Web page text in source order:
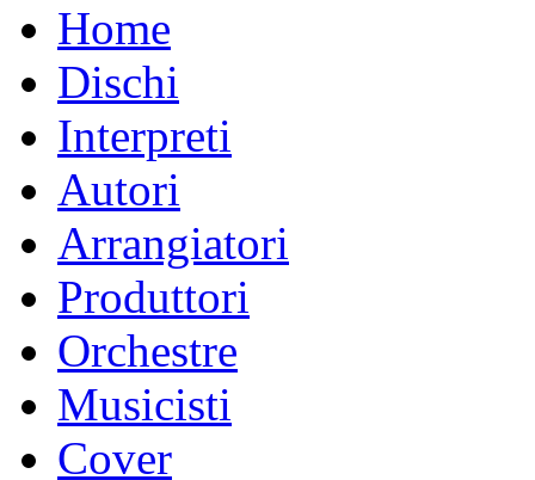
Home
Dischi
Interpreti
Autori
Arrangiatori
Produttori
Orchestre
Musicisti
Cover